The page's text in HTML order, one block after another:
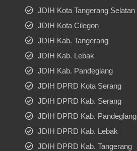
JDIH Kota Tangerang Selatan
JDIH Kota Cilegon
JDIH Kab. Tangerang
JDIH Kab. Lebak
JDIH Kab. Pandeglang
JDIH DPRD Kota Serang
JDIH DPRD Kab. Serang
JDIH DPRD Kab. Pandeglang
JDIH DPRD Kab. Lebak
JDIH DPRD Kab. Tangerang